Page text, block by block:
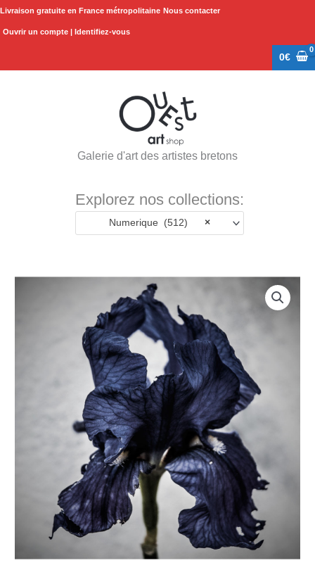
Aller
Livraison gratuite en France métropolitaine Nous contacter
Ouvrir un compte | Identifiez-vous
0€
Galerie d'art des artistes bretons
Explorez nos collections:
×
Numerique (512)
Plage
de
prix :
105€
à
145€